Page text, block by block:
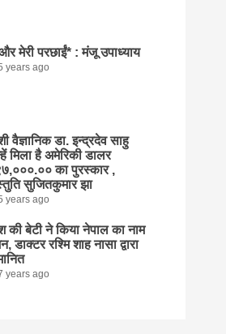
मेरी परछाईं* : मंजू उपाध्याय
years ago
वैज्ञानिक डा. इन्द्रदेव साहु
मिला है अमेरिकी डालर
का पुरस्कार ,
सुजितकुमार झा
years ago
की बेटी ने किया नेपाल का नाम
डाक्टर रश्मि शाह नासा द्वारा
years ago